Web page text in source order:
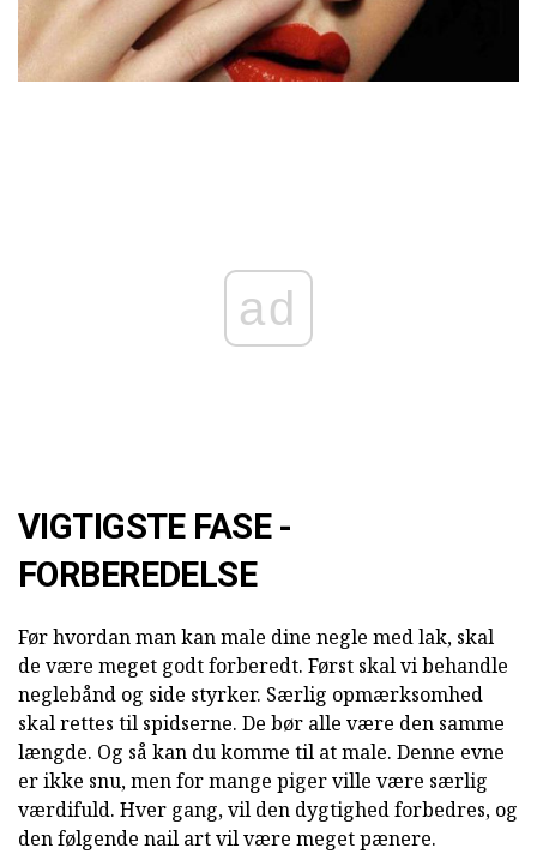
ad
VIGTIGSTE FASE -
FORBEREDELSE
Før hvordan man kan male dine negle med lak, skal
de være meget godt forberedt. Først skal vi behandle
neglebånd og side styrker. Særlig opmærksomhed
skal rettes til spidserne. De bør alle være den samme
længde. Og så kan du komme til at male. Denne evne
er ikke snu, men for mange piger ville være særlig
værdifuld. Hver gang, vil den dygtighed forbedres, og
den følgende nail art vil være meget pænere.